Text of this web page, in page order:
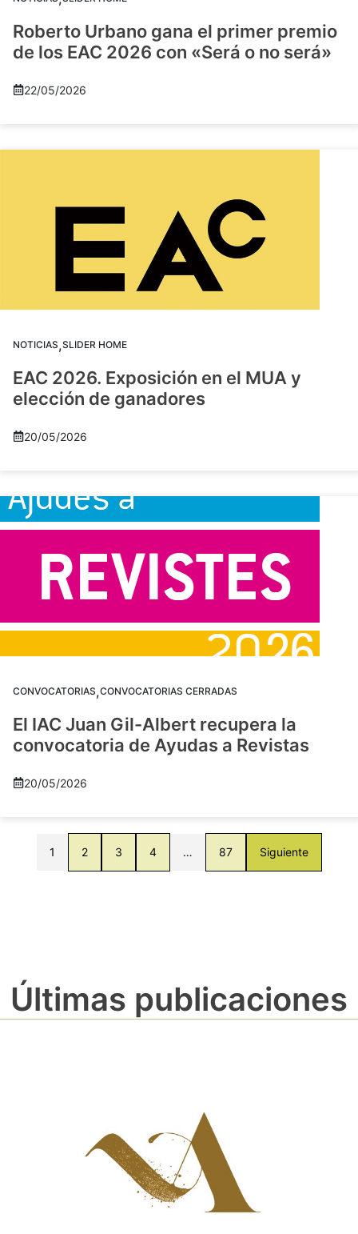
Roberto Urbano gana el primer premio
de los EAC 2026 con «Será o no será»
22/05/2026
NOTICIAS,SLIDER HOME
EAC 2026. Exposición en el MUA y
elección de ganadores
20/05/2026
CONVOCATORIAS,CONVOCATORIAS CERRADAS
El IAC Juan Gil-Albert recupera la
convocatoria de Ayudas a Revistas
20/05/2026
1 2 3 4 … 87 Siguiente
Últimas publicaciones